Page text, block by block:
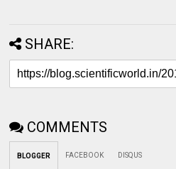
SHARE:
COMMENTS
BLOGGER FACEBOOK DISQUS